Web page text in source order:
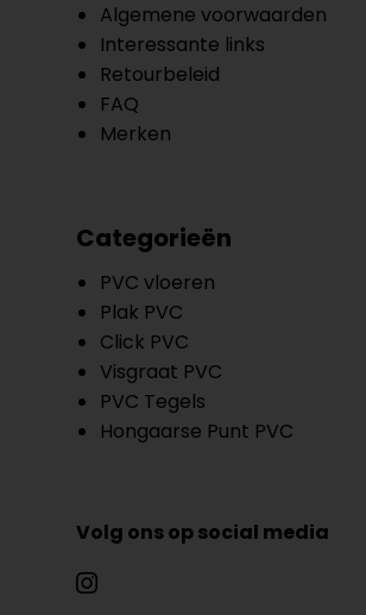
Algemene voorwaarden
Interessante links
Retourbeleid
FAQ
Merken
Categorieën
PVC vloeren
Plak PVC
Click PVC
Visgraat PVC
PVC Tegels
Hongaarse Punt PVC
Volg ons op social media